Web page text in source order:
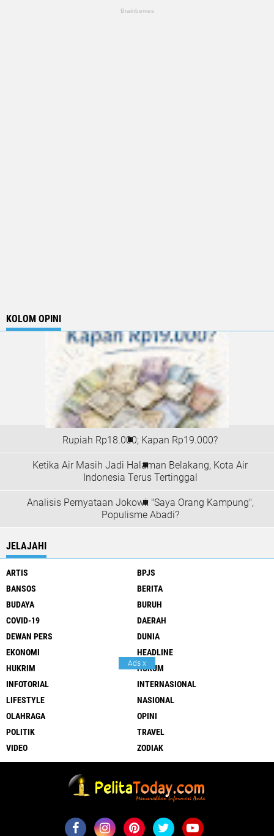
KOLOM OPINI
Rupiah Rp18.000; Kapan Rp19.000?
Ketika Air Masih Jadi Halaman Belakang, Kota Air
Indonesia Terus Tertinggal
Analisis Pernyataan Jokowi: "Saya Orang Kampung",
Populisme Abadi?
JELAJAHI
ARTIS
BPJS
BANSOS
BERITA
BUDAYA
BURUH
COVID-19
DAERAH
DEWAN PERS
DUNIA
EKONOMI
HEADLINE
HUKRIM
HUKUM
INFOTORIAL
INTERNASIONAL
LIFESTYLE
NASIONAL
OLAHRAGA
OPINI
POLITIK
TRAVEL
VIDEO
ZODIAK
Ads x